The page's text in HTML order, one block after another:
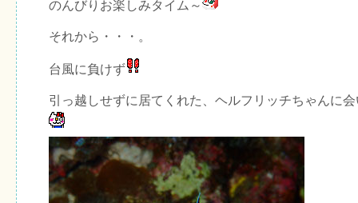
のんびりお楽しみタイム～
それから・・・。
台風に負けず
引っ越しせずに居てくれた、ヘルフリッチちゃんに